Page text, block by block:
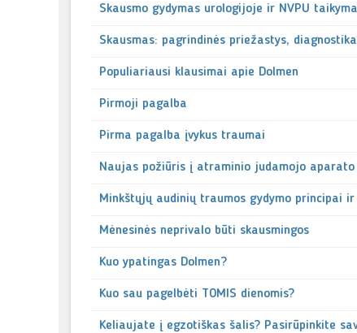
Skausmo gydymas urologijoje ir NVPU
Skausmas: pagrindinės priežastys,
Populiariausi klausimai apie Dolmen
Pirmoji pagalba
Pirma pagalba įvykus traumai
Naujas požiūris į atraminio judamojo aparato
Minkštųjų audinių traumos gydymo principai
Mėnesinės neprivalo būti skausmingos
Kuo ypatingas Dolmen?
Kuo sau pagelbėti TOMIS dienomis?
Keliaujate į egzotiškas šalis? Pasirūpinkite